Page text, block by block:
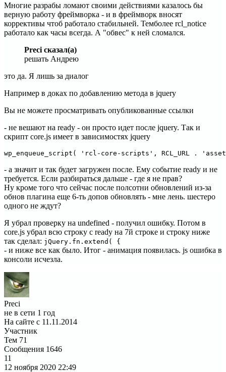
Многие разрабы ломают своими действиями казалось бы
верную работу фреймворка - и в фреймворк вносят
коррективы чтоб работало стабильней. Темболее rcl_notice
работало как часы всегда. А "обвес" к ней сломался.
Preci сказал(а)
решать Андрею
это да. Я лишь за диалог
Например в доках по добавлению метода в jquery
Вы не можете просматривать опубликованные ссылки
- не вешают на ready - он просто идет после jquery. Так и
скрипт core.js имеет в зависимостях jquery
wp_enqueue_script( 'rcl-core-scripts', RCL_URL .
- а значит и так будет загружен после. Ему событие ready и не
требуется. Если разбираться дальше - где я не прав?
Ну кроме того что сейчас после полсотни обновлений из-за
обнов плагина еще 6-ть допов обновлять - мне лень. шестеро
одного не ждут?
Я убрал проверку на undefined - получил ошибку. Потом в
core.js убрал всю строку с ready на 7й строке и строку ниже
так сделал: jQuery.fn.extend( {
- и ниже все как было. Итог - анимация появилась. js ошибка в
консоли исчезла.
Preci
не в сети 1 год
На сайте с 11.11.2014
Участник
Тем 71
Сообщения 1646
11
12 ноября 2020 22:49